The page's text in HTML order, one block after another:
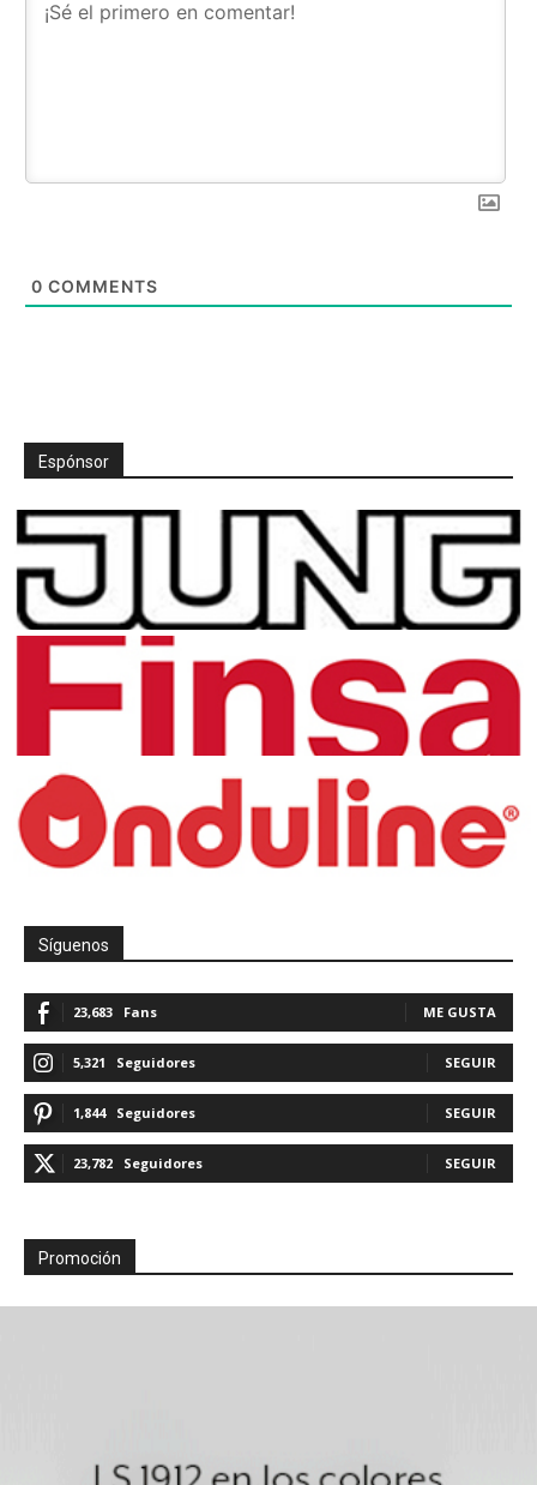
0 COMMENTS
Espónsor
Síguenos
23,683 Fans ME GUSTA
5,321 Seguidores SEGUIR
1,844 Seguidores SEGUIR
23,782 Seguidores SEGUIR
Promoción